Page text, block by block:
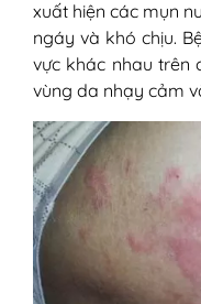
địa ở
VII - Một số
viêm da cơ
xuất hiện các mụn
ngáy và khó chịu.
vực khác nhau trên
vùng da nhạy cảm